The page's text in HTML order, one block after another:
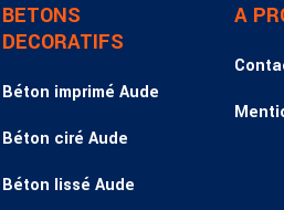
BETONS
DECORATIFS
Béton imprimé Aude
Béton ciré Aude
Béton lissé Aude
A